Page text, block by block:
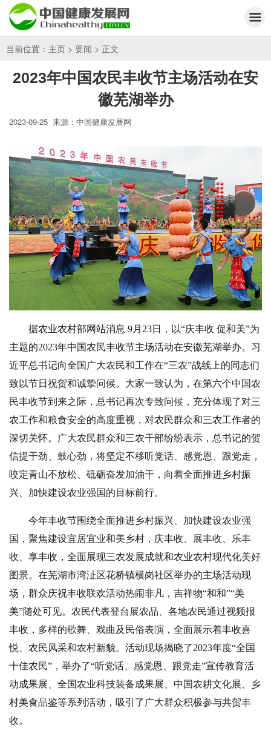
当前位置： 主页 > 要闻 > 正文
2023年中国农民丰收节主场活动在安
徽芜湖举办
2023-09-25 来源：中国健康发展网
据农业农村部网站消息 9月23日，以“庆丰收 促和美”为
主题的2023年中国农民丰收节主场活动在安徽芜湖举办。习
近平总书记向全国广大农民和工作在“三农”战线上的同志们
致以节日祝贺和诚挚问候。大家一致认为，在第六个中国农
民丰收节到来之际，总书记再次专致问候，充分体现了对三
农工作和粮食安全的高度重视，对农民群众和三农工作者的
深切关怀。广大农民群众和三农干部纷纷表示，总书记的贺
信提干劲、鼓心劲，将坚定不移听党话、感党恩、跟党走，
咬定青山不放松、砥砺奋发加油干，向着全面推进乡村振
兴、加快建设农业强国的目标前行。
今年丰收节围绕全面推进乡村振兴、加快建设农业强
国，聚焦建设宜居宜业和美乡村，庆丰收、展丰收、乐丰
收、享丰收，全面展现三农发展成就和农业农村现代化美好
图景。在芜湖市湾沚区花桥镇横岗社区举办的主场活动现
场，群众庆祝丰收联欢活动热闹非凡，吉祥物“和和”“美
美”随处可见。农民代表登台展农品、各地农民通过视频报
丰收，多样的歌舞、戏曲及民俗表演，全面展示着丰收喜
悦、农民风采和农村新貌。活动现场揭晓了2023年度“全国
十佳农民”，举办了“听党话、感党恩、跟党走”宣传教育活
动成果展、全国农业科技装备成果展、中国农耕文化展、乡
村美食品鉴等系列活动，吸引了广大群众积极参与共贺丰
收。